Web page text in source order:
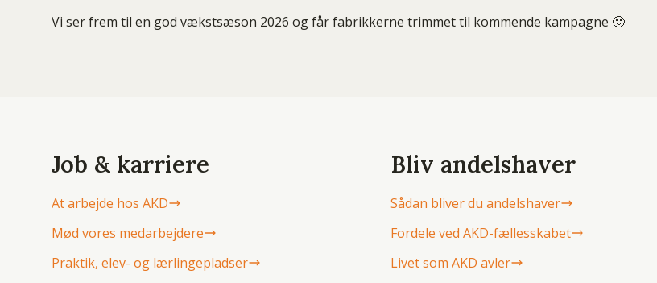
Vi ser frem til en god vækstsæson 2026 og får fabrikkerne trimmet til kommende kampagne 🙂
Job & karriere
At arbejde hos AKD
Mød vores medarbejdere
Praktik, elev- og lærlingepladser
Bliv andelshaver
Sådan bliver du andelshaver
Fordele ved AKD-fællesskabet
Livet som AKD avler